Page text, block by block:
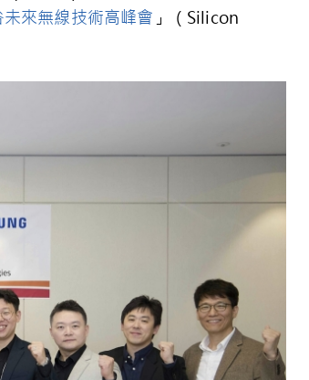
未來無線技術高峰會 」（Silicon